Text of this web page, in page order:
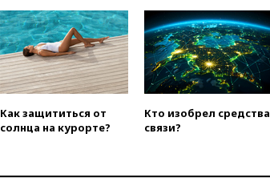
селах
07:30
Нигерия стала
крупнейшим поставщиком
авиатоплива в Европу
06:30
США и Колумбия
обсуждают координацию
усилий против наркотрафика
миграционного кризиса
Как защититься от
солнца на курорте?
Кто изобрел средства
связи?